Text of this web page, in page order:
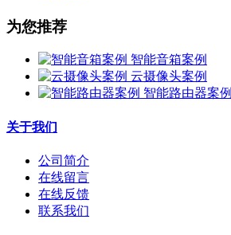
为您推荐
智能音箱案例
云摄像头案例
智能路由器案例
关于我们
公司简介
在线留言
在线反馈
联系我们